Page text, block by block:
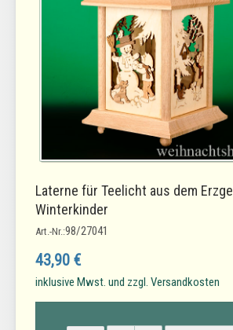
Laterne für Teelicht aus dem
Winterkinder
Art.-Nr.:98/27041
43,90 €
inklusive Mwst. und zzgl. Versandkosten